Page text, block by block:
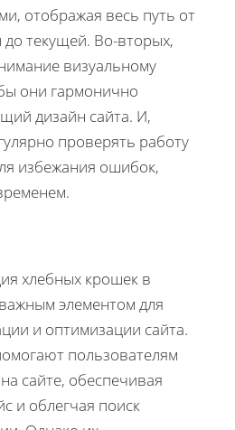
отображая весь путь от
текущей. Во-вторых,
визуальному
они гармонично
дизайн сайта. И,
проверять работу
избежания ошибок,
хлебных крошек в
элементом для
и оптимизации сайта.
пользователям
сайте, обеспечивая
и облегчая поиск